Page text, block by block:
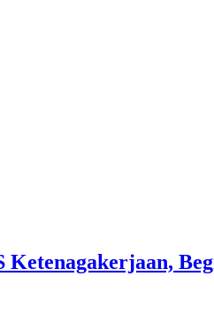
Ketenagakerjaan,